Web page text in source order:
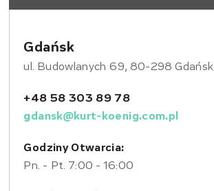
Gdańsk
ul. Budowlanych 69, 80-298 Gdańsk
+48 58 303 89 78
gdansk@kurt-koenig.com.pl
Godziny Otwarcia:
Pn. - Pt. 7:00 - 16:00